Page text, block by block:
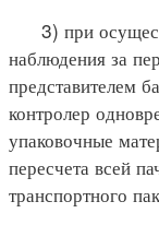
3) при
наблюдения за
представителем
контролер
упаковочные
пересчета всей
транспортного